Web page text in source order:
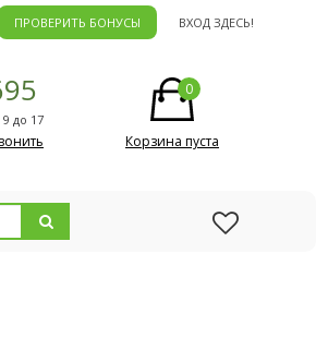
ПРОВЕРИТЬ БОНУСЫ ВХОД ЗДЕСЬ!
до 17
0
Корзина пуста